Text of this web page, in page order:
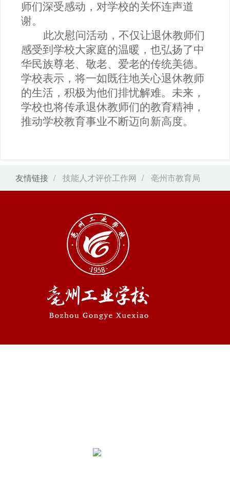
师们深受感动，对学校的关怀连声道
谢。
此次慰问活动，不仅让退休教师们
感受到学校大家庭的温暖，也弘扬了中
华民族尊老、敬老、爱老的传统美德。
学校表示，将一如既往地关心退休教师
的生活，积极为他们排忧解难。未来，
学校也将传承退休教师们的教育精神，
推动学校教育事业不断迈向新高度。
友情链接 / 技能人才评价工作网 / 亳州市教育局